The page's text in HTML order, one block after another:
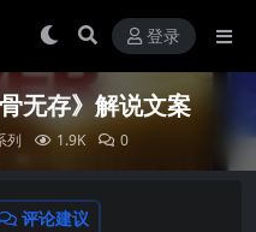
登录
无存》解说文案
列 1.9K 0
评论建议